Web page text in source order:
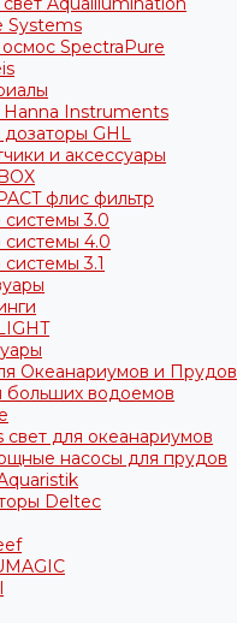
Systems
SpectraPure
Hanna Instruments
GHL
и аксессуары
флис фильтр
3.0
системы 4.0
3.1
Океанариумов и Прудов
больших водоемов
для океанариумов
насосы для прудов
Deltec